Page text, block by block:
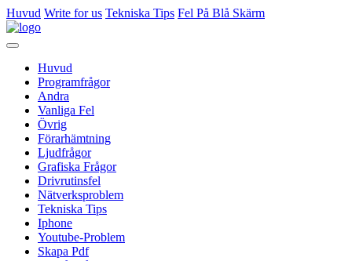
Huvud Write for us Tekniska Tips Fel På Blå Skärm
Huvud
Programfrågor
Andra
Vanliga Fel
Övrig
Förarhämtning
Ljudfrågor
Grafiska Frågor
Drivrutinsfel
Nätverksproblem
Tekniska Tips
Iphone
Youtube-Problem
Skapa Pdf